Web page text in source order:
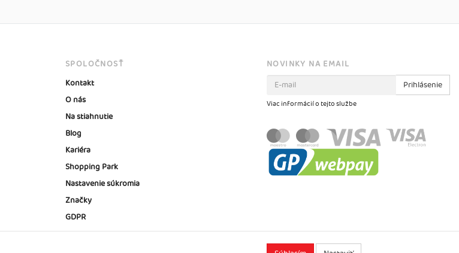
SPOLOČNOSŤ
Kontakt
O nás
Na stiahnutie
Blog
Kariéra
Shopping Park
Nastavenie súkromia
Značky
GDPR
NOVINKY NA EMAIL
Prihlásenie
Viac informácií o tejto službe